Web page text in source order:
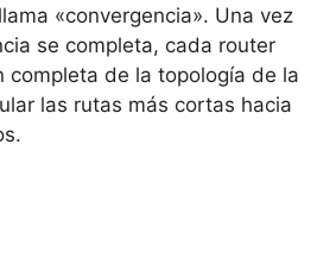
«convergencia». Una vez
se completa, cada router
completa de la topología de la
las rutas más cortas hacia